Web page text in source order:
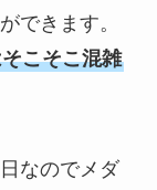
できます。
こそこ混雑
なのでメダ